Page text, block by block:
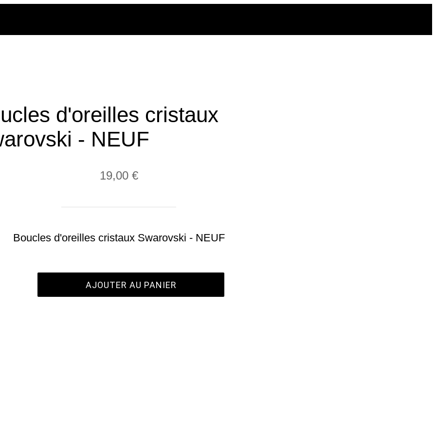
d'oreilles cristaux
- NEUF
19,00 €
Boucles d'oreilles cristaux Swarovski - NEUF
AJOUTER AU PANIER